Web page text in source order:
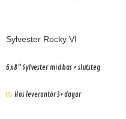
Sylvester Rocky VI
6x8" Sylvester midbas + slutsteg
Hos leverantör 3+ dagar